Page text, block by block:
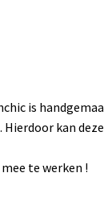
is
kan
te werken !